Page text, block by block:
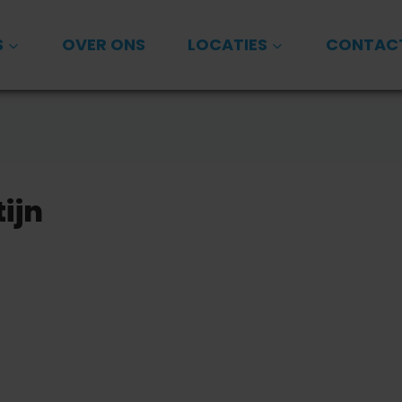
OVER ONS LOCATIES